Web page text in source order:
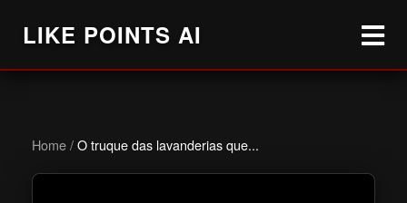
LIKE POINTS AI
Home/O truque das lavanderias que...